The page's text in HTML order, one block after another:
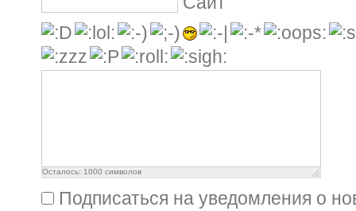
Осталось: 1000 символов
Подписаться на уведомления о